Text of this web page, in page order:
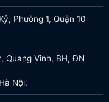
Phường 1, Quận 10
Quang Vinh, BH, ĐN
Nội.